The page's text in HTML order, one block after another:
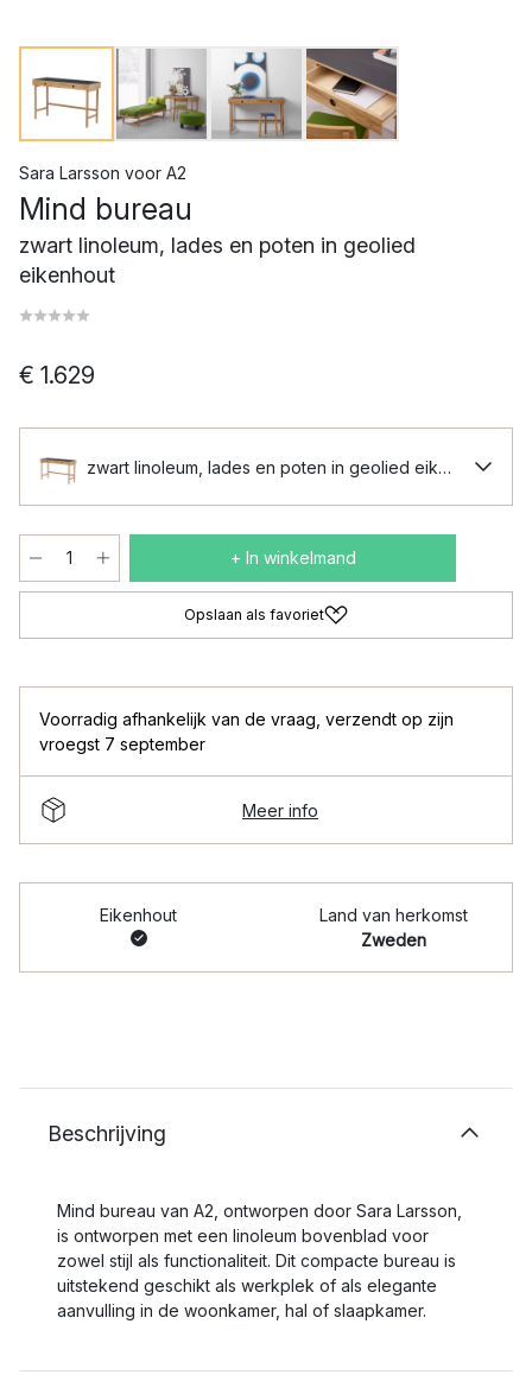
Sara Larsson voor A2
Mind bureau
zwart linoleum, lades en poten in geolied
eikenhout
€ 1.629
zwart linoleum, lades en poten in geolied eikenhout
+ In winkelmand
Opslaan als favoriet
Voorradig afhankelijk van de vraag verzendt op zijn
vroegst 7 september
Meer info
Eikenhout
Land van herkomst
Zweden
Beschrijving
Mind bureau van A2, ontworpen door Sara Larsson,
is ontworpen met een linoleum bovenblad voor
zowel stijl als functionaliteit. Dit compacte bureau is
uitstekend geschikt als werkplek of als elegante
aanvulling in de woonkamer, hal of slaapkamer.